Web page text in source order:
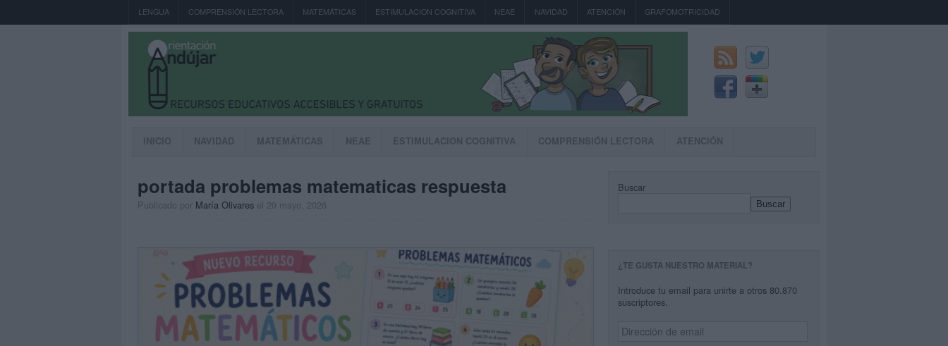
LENGUA COMPRENSIÓN LECTORA MATEMÁTICAS ESTIMULACION COGNITIVA NEAE NAVIDAD ATENCIÓN GRAFOMOTRICIDAD
INICIO NAVIDAD MATEMÁTICAS NEAE ESTIMULACION COGNITIVA COMPRENSIÓN LECTORA ATENCIÓN
portada problemas matematicas respuesta
Publicado por María Olivares el 29 mayo, 2026
Buscar
Buscar
¿TE GUSTA NUESTRO MATERIAL?
Introduce tu email para unirte a otros 80.870
suscriptores.
Dirección
de